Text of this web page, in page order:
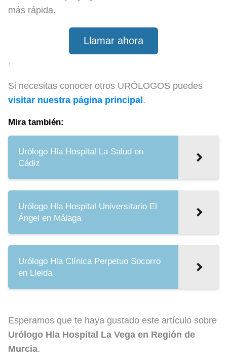
más rápida.
Llamar ahora
.
Si necesitas conocer otros URÓLOGOS puedes
visitar nuestra página principal .
Mira también:
Urólogo Hla Hospital La Salud en
Cádiz
Urólogo Hla Hospital Universitario El
Ángel en Málaga
Urólogo Hla Clínica Perpetuo Socorro
en Lleida
Esperamos que te haya gustado este artículo sobre
Urólogo Hla Hospital La Vega en Región de
Murcia.